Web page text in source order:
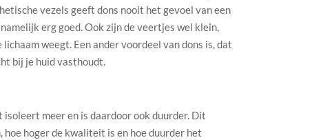
vezels geeft dons nooit het gevoel van een
erg goed. Ook zijn de veertjes wel klein,
weegt. Een ander voordeel van dons is, dat
bij je huid vasthoudt.
meer en is daardoor ook duurder. Dit
hoger de kwaliteit is en hoe duurder het